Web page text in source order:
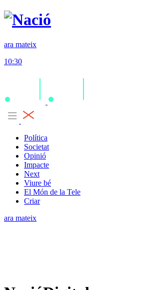
ara mateix
10:30
Política
Societat
Opinió
Impacte
Next
Viure bé
El Món de la Tele
Criar
ara mateix